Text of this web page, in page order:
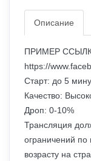
Описание
ПРИМЕР
https://
Старт: до 5
Качество:
Дроп: 0-10%
Трансляция
ограничений по
возрасту на